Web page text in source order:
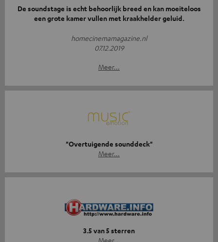
De soundstage is echt behoorlijk breed en kan moeiteloos
een grote kamer vullen met kraakhelder geluid.
homecinemamagazine.nl
07.12.2019
Meer...
"Overtuigende sounddeck"
Meer...
3.5 van 5 sterren
Meer...